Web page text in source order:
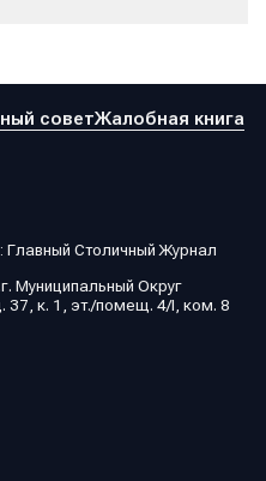
советЖалобная книга
Главный Столичный Журнал
Муниципальный Округ
37, к. 1, эт./помещ. 4/I, ком. 8